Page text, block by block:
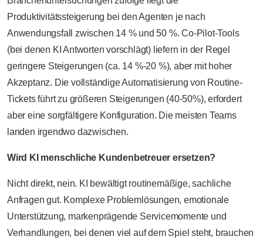
Produktivitätssteigerung bei den Agenten je nach
Anwendungsfall zwischen 14 % und 50 %. Co-Pilot-Tools
(bei denen KI Antworten vorschlägt) liefern in der Regel
geringere Steigerungen (ca. 14 %-20 %), aber mit hoher
Akzeptanz. Die vollständige Automatisierung von Routine-
Tickets führt zu größeren Steigerungen (40-50%), erfordert
aber eine sorgfältigere Konfiguration. Die meisten Teams
landen irgendwo dazwischen.
Wird KI menschliche Kundenbetreuer ersetzen?
Nicht direkt, nein. KI bewältigt routinemäßige, sachliche
Anfragen gut. Komplexe Problemlösungen, emotionale
Unterstützung, markenprägende Servicemomente und
Verhandlungen, bei denen viel auf dem Spiel steht, brauchen